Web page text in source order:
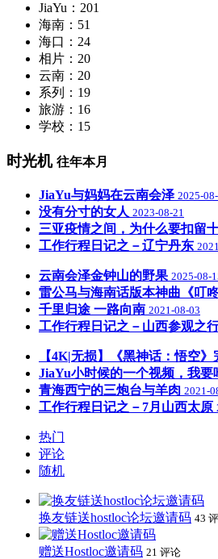
JiaYu：201
海南：51
海口：24
相片：20
云南：20
系列：19
旅游：16
学校：15
时光机 往年本月
JiaYu与妈妈在云南会泽 2025-
没有分寸的女人 2023-08-21
三亚疫情之间，为什么要扣留
工作行程日记之－辽宁丹东
云南会泽金钟山的野果 2025-08-
雷公马与海南话版本神曲《叮
千里归途 一路向南 2021-08-03
工作行程日记之－山西参观之
【4K|无损】《黑神话：悟空
JiaYu小时候的一个视频，我要
青海西宁的三炮台与羊肉 2021-
工作行程日记之－7月山西太原
热门
评论
随机
换友链送hostloc论坛邀请码 43
赠送Hostloc邀请码 21 评论